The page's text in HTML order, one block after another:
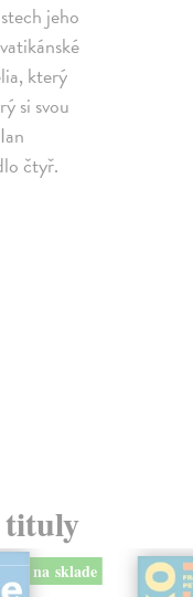
jeho
který
si svou
čtyř.
tituly
na sklade